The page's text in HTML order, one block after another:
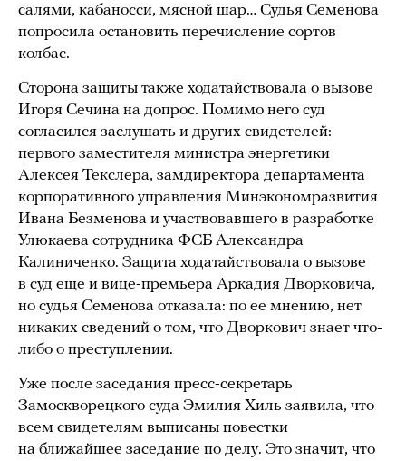
салями, кабаносси, мясной шар… Судья Семенова
попросила остановить перечисление сортов
колбас.
Сторона защиты также ходатайствовала о вызове
Игоря Сечина на допрос. Помимо него суд
согласился заслушать и других свидетелей:
первого заместителя министра энергетики
Алексея Текслера, замдиректора департамента
корпоративного управления Минэкономразвития
Ивана Безменова и участвовавшего в разработке
Улюкаева сотрудника ФСБ Александра
Калиниченко. Защита ходатайствовала о вызове
в суд еще и вице-премьера Аркадия Дворковича,
но судья Семенова отказала: по ее мнению, нет
никаких сведений о том, что Дворкович знает что-
либо о преступлении.
Уже после заседания пресс-секретарь
Замоскворецкого суда Эмилия Хиль заявила, что
всем свидетелям выписаны повестки
на ближайшее заседание по делу. Это значит, что